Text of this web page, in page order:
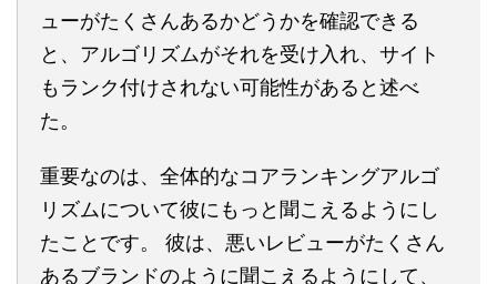
ューがたくさんあるかどうかを確認できる
と、アルゴリズムがそれを受け入れ、サイト
もランク付けされない可能性があると述べ
た。
重要なのは、全体的なコアランキングアルゴ
リズムについて彼にもっと聞こえるようにし
たことです。 彼は、悪いレビューがたくさん
あるブランドのように聞こえるようにして、